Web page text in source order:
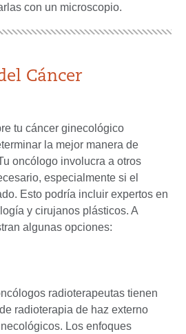
con un microscopio.
Cáncer
tu cáncer ginecológico
la mejor manera de
oncólogo involucra a otros
especialmente si el
Esto podría incluir expertos en
y cirujanos plásticos. A
algunas opciones:
radioterapeutas tienen
radioterapia de haz externo
Los enfoques